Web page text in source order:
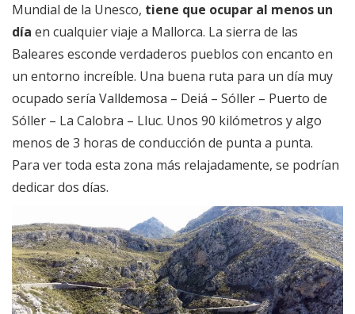
Mundial de la Unesco, tiene que ocupar al menos un
día en cualquier viaje a Mallorca. La sierra de las
Baleares esconde verdaderos pueblos con encanto en
un entorno increíble. Una buena ruta para un día muy
ocupado sería Valldemosa – Deiá – Sóller – Puerto de
Sóller – La Calobra – Lluc. Unos 90 kilómetros y algo
menos de 3 horas de conducción de punta a punta.
Para ver toda esta zona más relajadamente, se podrían
dedicar dos días.